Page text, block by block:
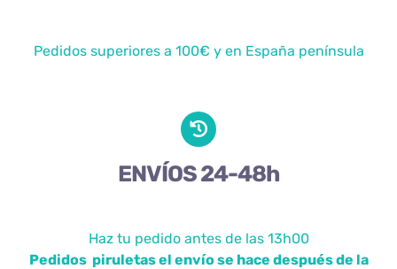
Pedidos superiores a 100€ y en España península
ENVÍOS 24-48h
Haz tu pedido antes de las 13h00
Pedidos piruletas el envío se hace después de la